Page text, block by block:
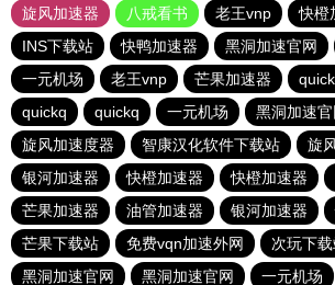
旋风加速器
八戒看书 老王vnp
快橙
INS下载站
快鸭加速器 黑洞加速官网
一元机场
老王vnp 芒果加速器
quickq
quickq 一元机场
黑洞加速官
旋风加速度器
智康汉化软件下载站
旋
银河加速器
快橙加速器 快橙加速器
芒果加速器
油管加速器 银河加速器
芒果下载站
免费vqn加速外网 次玩下
黑洞加速官网
黑洞加速官网 一元机场